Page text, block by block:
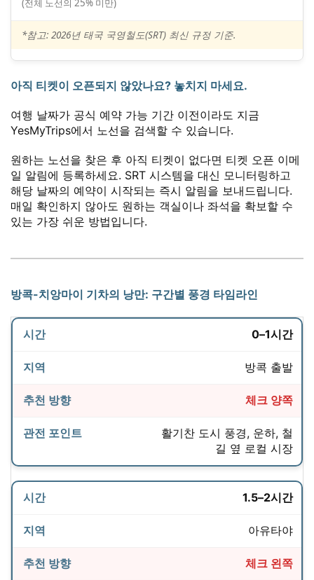
*참고: 2026년 태국 국영철도(SRT) 최신 규정 기준.
아직 티켓이 오픈되지 않았나요? 놓치지 마세요.
여행 날짜가 공식 예약 가능 기간 이전이라도 지금
YesMyTrips에서 노선을 검색할 수 있습니다.
원하는 노선을 찾은 후 아직 티켓이 없다면 티켓 오픈 이메
일 알림에 등록하세요. SRT 시스템을 대신 모니터링하고
해당 날짜의 예약이 시작되는 즉시 알림을 보내드립니다.
매일 확인하지 않아도 원하는 객실이나 좌석을 확보할 수
있는 가장 쉬운 방법입니다.
방콕-치앙마이 기차의 낭만: 구간별 풍경 타임라인
0–1시간
방콕 출발
체크 양쪽
활기찬 도시 풍경, 운하, 철
길 옆 로컬 시장
1.5–2시간
아유타야
체크 왼쪽